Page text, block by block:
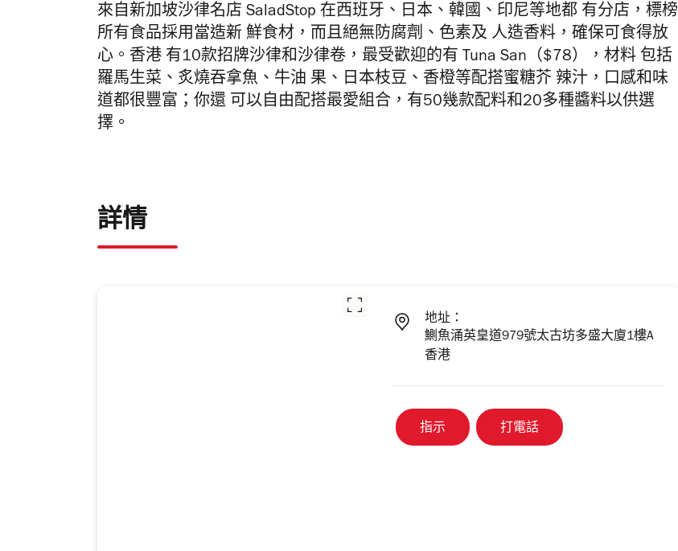
來自新加坡沙律名店 SaladStop 在西班牙、日本、韓國、印尼等地都 有分店，標榜
所有食品採用當造新 鮮食材，而且絕無防腐劑、色素及 人造香料，確保可食得放
心。香港 有10款招牌沙律和沙律卷，最受歡迎的有 Tuna San（$78），材料 包括
羅馬生菜、炙燒吞拿魚、牛油 果、日本枝豆、香橙等配搭蜜糖芥 辣汁，口感和味
道都很豐富；你還 可以自由配搭最愛組合，有50幾款配料和20多種醬料以供選
擇。
詳情
地址：
鰂魚涌英皇道979號太古坊多盛大廈1樓A
香港
指示 打電話